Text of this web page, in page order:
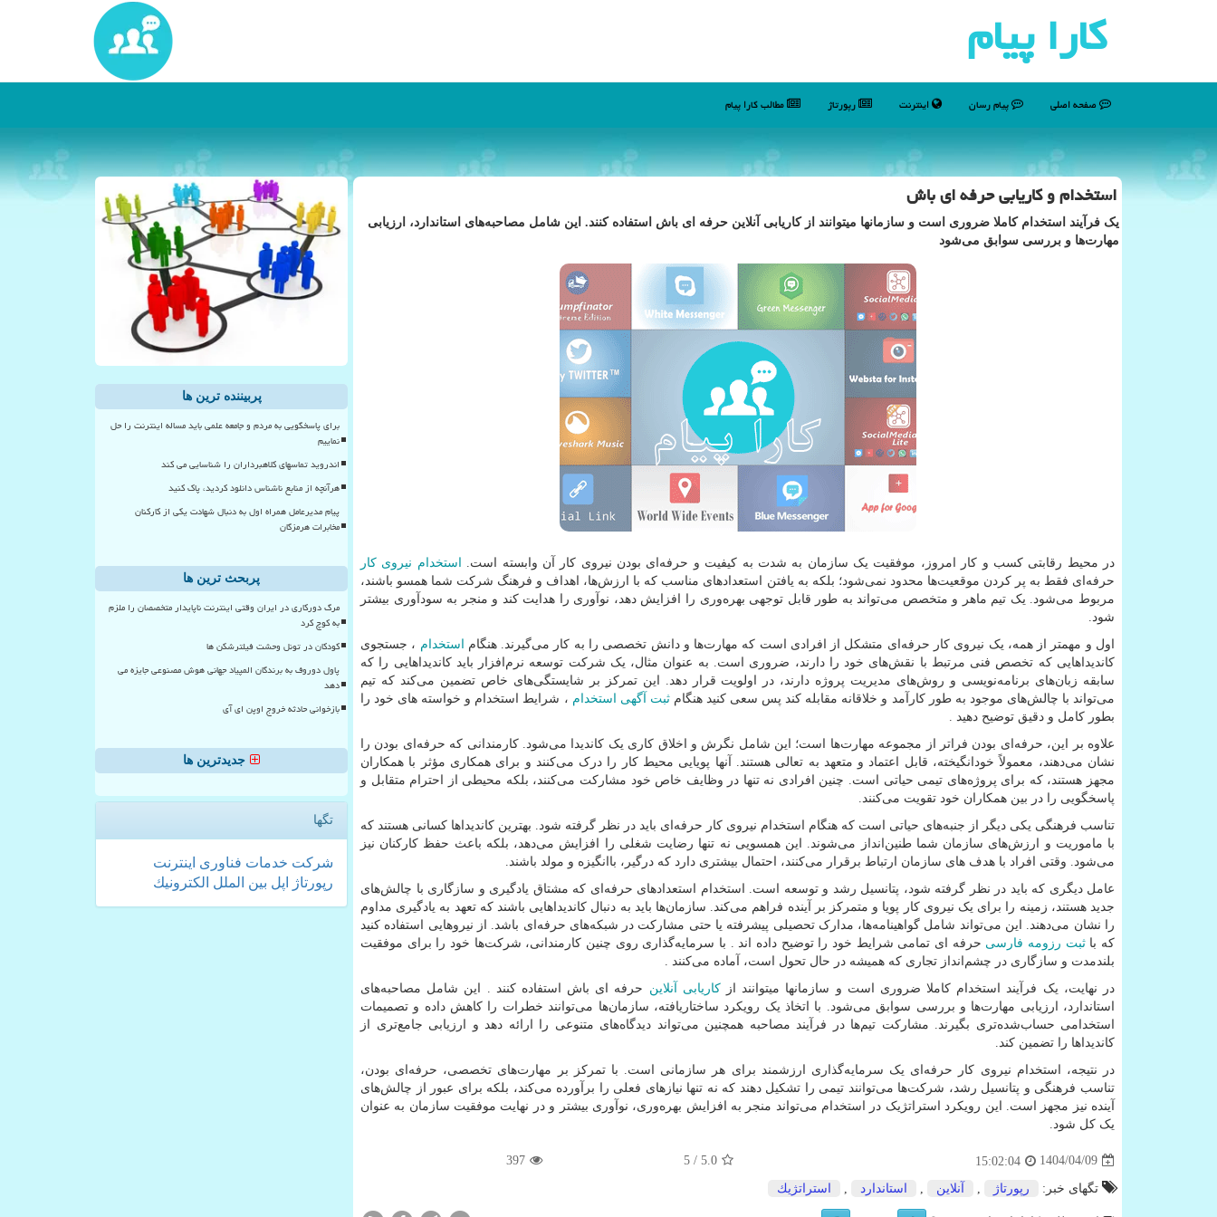
كارا پیام
صفحه اصلی پیام رسان اینترنت رپورتاژ مطالب كارا پیام
استخدام و کاریابی حرفه ای باش
یک فرآیند استخدام کاملا ضروری است و سازمانها میتوانند از کاریابی آنلاین حرفه ای باش استفاده کنند. این شامل مصاحبه‌های استاندارد، ارزیابی
مهارت‌ها و بررسی سوابق می‌شود
در محیط رقابتی کسب و کار امروز، موفقیت یک سازمان به شدت به کیفیت و حرفه‌ای بودن نیروی کار آن وابسته است.
استخدام نیروی کار
حرفه‌ای فقط به پر کردن موقعیت‌ها محدود نمی‌شود؛ بلکه به یافتن استعدادهای مناسب که با ارزش‌ها، اهداف و فرهنگ شرکت شما همسو باشند،
مربوط می‌شود. یک تیم ماهر و متخصص می‌تواند به طور قابل توجهی بهره‌وری را افزایش دهد، نوآوری را هدایت کند و منجر به سودآوری بیشتر
شود.
اول و مهمتر از همه، یک نیروی کار حرفه‌ای متشکل از افرادی است که مهارت‌ها و دانش تخصصی را به کار می‌گیرند. هنگام
استخدام ، جستجوی
کاندیداهایی که تخصص فنی مرتبط با نقش‌های خود را دارند، ضروری است. به عنوان مثال، یک شرکت توسعه نرم‌افزار باید کاندیداهایی را که
سابقه زبان‌های برنامه‌نویسی و روش‌های مدیریت پروژه دارند، در اولویت قرار دهد. این تمرکز بر شایستگی‌های خاص تضمین می‌کند که تیم
می‌تواند با چالش‌های موجود به طور کارآمد و خلاقانه مقابله کند پس سعی کنید هنگامثبت آگهی استخدام ، شرایط استخدام و خواسته های خود را
بطور کامل و دقیق توضیح دهید .
علاوه بر این، حرفه‌ای بودن فراتر از مجموعه مهارت‌ها است؛ این شامل نگرش و اخلاق کاری یک کاندیدا می‌شود. کارمندانی که حرفه‌ای بودن را
نشان می‌دهند، معمولاً خودانگیخته، قابل اعتماد و متعهد به تعالی هستند. آنها پویایی محیط کار را درک می‌کنند و برای همکاری مؤثر با همکاران
مجهز هستند، که برای پروژه‌های تیمی حیاتی است. چنین افرادی نه تنها در وظایف خاص خود مشارکت می‌کنند، بلکه محیطی از احترام متقابل و
پاسخگویی را در بین همکاران خود تقویت می‌کنند.
تناسب فرهنگی یکی دیگر از جنبه‌های حیاتی است که هنگام استخدام نیروی کار حرفه‌ای باید در نظر گرفته شود. بهترین کاندیداها کسانی هستند که
با ماموریت و ارزش‌های سازمان شما طنین‌انداز می‌شوند. این همسویی نه تنها رضایت شغلی را افزایش می‌دهد، بلکه باعث حفظ کارکنان نیز
می‌شود. وقتی افراد با هدف های سازمان ارتباط برقرار می‌کنند، احتمال بیشتری دارد که درگیر، باانگیزه و مولد باشند.
عامل دیگری که باید در نظر گرفته شود، پتانسیل رشد و توسعه است. استخدام استعدادهای حرفه‌ای که مشتاق یادگیری و سازگاری با چالش‌های
جدید هستند، زمینه را برای یک نیروی کار پویا و متمرکز بر آینده فراهم می‌کند. سازمان‌ها باید به دنبال کاندیداهایی باشند که تعهد به یادگیری مداوم
را نشان می‌دهند. این می‌تواند شامل گواهینامه‌ها، مدارک تحصیلی پیشرفته یا حتی مشارکت در شبکه‌های حرفه‌ای باشد. از نیروهایی استفاده کنید
که باثبت رزومه فارسی حرفه ای تمامی شرایط خود را توضیح داده اند . با سرمایه‌گذاری روی چنین کارمندانی، شرکت‌ها خود را برای موفقیت
بلندمدت و سازگاری در چشم‌انداز تجاری که همیشه در حال تحول است، آماده می‌کنند .
در نهایت، یک فرآیند استخدام کاملا ضروری است و سازمانها میتوانند ازکاریابی آنلاین حرفه ای باش استفاده کنند . این شامل مصاحبه‌های
استاندارد، ارزیابی مهارت‌ها و بررسی سوابق می‌شود. با اتخاذ یک رویکرد ساختاریافته، سازمان‌ها می‌توانند خطرات را کاهش داده و تصمیمات
استخدامی حساب‌شده‌تری بگیرند. مشارکت تیم‌ها در فرآیند مصاحبه همچنین می‌تواند دیدگاه‌های متنوعی را ارائه دهد و ارزیابی جامع‌تری از
کاندیداها را تضمین کند.
در نتیجه، استخدام نیروی کار حرفه‌ای یک سرمایه‌گذاری ارزشمند برای هر سازمانی است. با تمرکز بر مهارت‌های تخصصی، حرفه‌ای بودن،
تناسب فرهنگی و پتانسیل رشد، شرکت‌ها می‌توانند تیمی را تشکیل دهند که نه تنها نیازهای فعلی را برآورده می‌کند، بلکه برای عبور از چالش‌های
آینده نیز مجهز است. این رویکرد استراتژیک در استخدام می‌تواند منجر به افزایش بهره‌وری، نوآوری بیشتر و در نهایت موفقیت سازمان به عنوان
یک کل شود.
1404/04/09
15:02:04
5.0
/ 5
397
تگهای خبر: رپورتاژ آنلاین استاندارد استراتژیك
پربیننده ترین ها
برای پاسخگویی به مردم و جامعه علمی باید مساله اینترنت را حل
نماییم
اندروید تماسهای کلاهبرداران را شناسایی می کند
هرآنچه از منابع ناشناس دانلود کردید، پاک کنید
پیام مدیرعامل همراه اول به دنبال شهادت یکی از کارکنان
مخابرات هرمزگان
پربحث ترین ها
مرگ دورکاری در ایران وقتی اینترنت ناپایدار متخصصان را ملزم
به کوچ کرد
کودکان در تونل وحشت فیلترشکن ها
پاول دوروف به برندگان المپیاد جهانی هوش مصنوعی جایزه می
دهد
بازخوانی حادثه خروج اوپن ای آی
جدیدترین ها
تگها
شركت خدمات فناوری اینترنت
رپورتاژ
اپل بین الملل الكترونیك